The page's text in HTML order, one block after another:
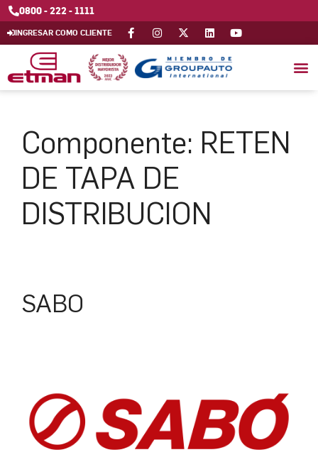
0800 - 222 - 1111
INGRESAR COMO CLIENTE
Componente: RETEN
DE TAPA DE
DISTRIBUCION
SABO